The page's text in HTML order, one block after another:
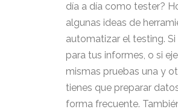
día a día como tester?
algunas ideas de
automatizar el testing.
para tus informes, o si
mismas pruebas una y
tienes que preparar
forma frecuente.